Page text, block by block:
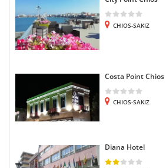
CHIOS-SAKIZ
Costa Point Chios
CHIOS-SAKIZ
Diana Hotel